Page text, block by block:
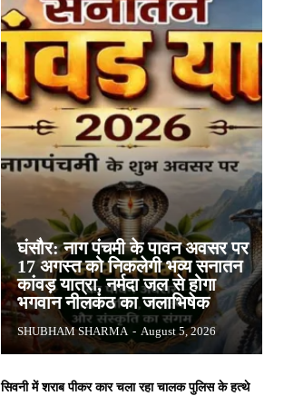
घंसौर: नाग पंचमी के पावन अवसर पर
17 अगस्त को निकलेगी भव्य सनातन
कांवड़ यात्रा, नर्मदा जल से होगा
भगवान नीलकंठ का जलाभिषेक
SHUBHAM SHARMA - August 5, 2026
सिवनी में शराब पीकर कार चला रहा चालक पुलिस के हत्थे